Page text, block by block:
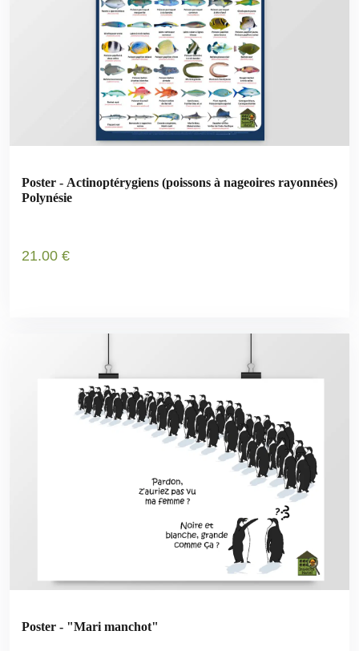
Poster - Actinoptérygiens (poissons à nageoires rayonnées)
Polynésie
21.00 €
Poster - "Mari manchot"